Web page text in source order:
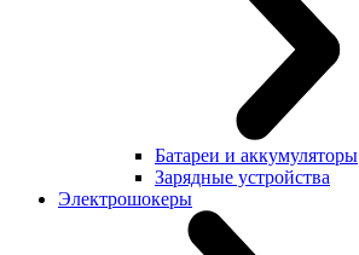
Батареи и аккумуляторы
Зарядные устройства
Электрошокеры